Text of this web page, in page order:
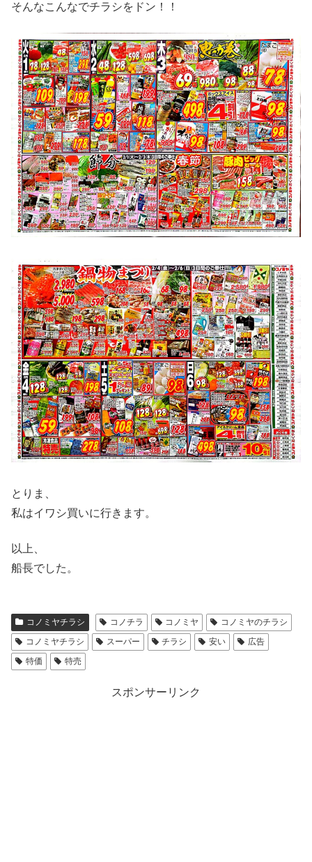
そんなこんなでチラシをドン！！
とりま、
私はイワシ買いに行きます。
以上、
船長でした。
コノミヤチラシ コノチラ コノミヤ
コノミヤのチラシ
コノミヤチラシ
スーパー チラシ 安い
広告
特価
特売
スポンサーリンク